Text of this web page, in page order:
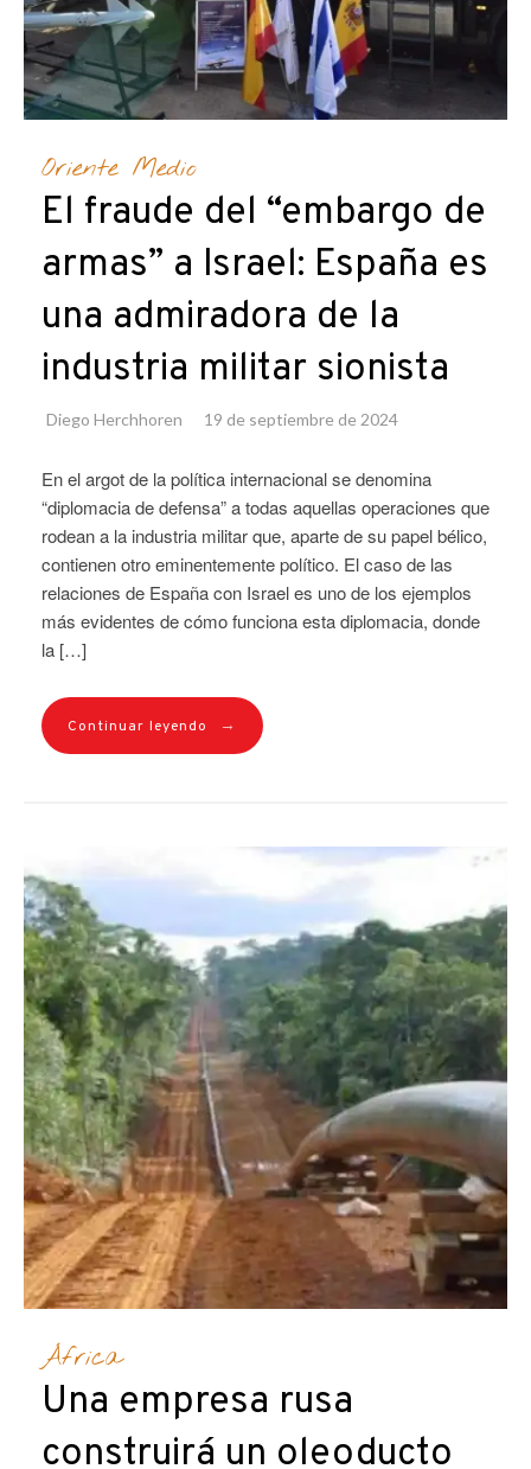
Oriente Medio
El fraude del “embargo de
armas” a Israel: España es
una admiradora de la
industria militar sionista
Diego Herchhoren 19 de septiembre de 2024
En el argot de la política internacional se denomina
“diplomacia de defensa” a todas aquellas operaciones que
rodean a la industria militar que, aparte de su papel bélico,
contienen otro eminentemente político. El caso de las
relaciones de España con Israel es uno de los ejemplos
más evidentes de cómo funciona esta diplomacia, donde
la […]
Continuar leyendo →
África
Una empresa rusa
construirá un oleoducto